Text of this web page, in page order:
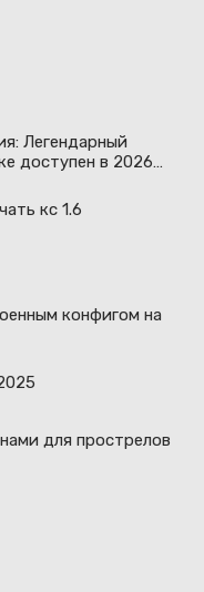
Легендарный
доступен в 2026
кс 1.6
конфигом на
для прострелов